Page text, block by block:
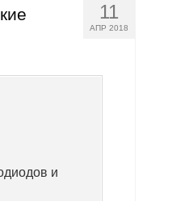
11
АПР 2018
и